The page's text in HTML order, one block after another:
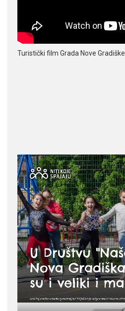
Turistički film Grada Nove Gradiške